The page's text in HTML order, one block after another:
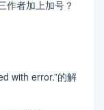
作者加上加号？
with error.”的解